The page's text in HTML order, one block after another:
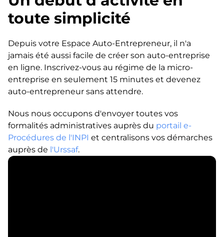
toute simplicité
Depuis votre Espace Auto-Entrepreneur, il n'a
jamais été aussi facile de créer son auto-entreprise
en ligne. Inscrivez-vous au régime de la micro-
entreprise en seulement 15 minutes et devenez
auto-entrepreneur sans attendre.
Nous nous occupons d'envoyer toutes vos
formalités administratives auprès du portail e-
Procédures de l'INPI et centralisons vos démarches
auprès de l'Urssaf.